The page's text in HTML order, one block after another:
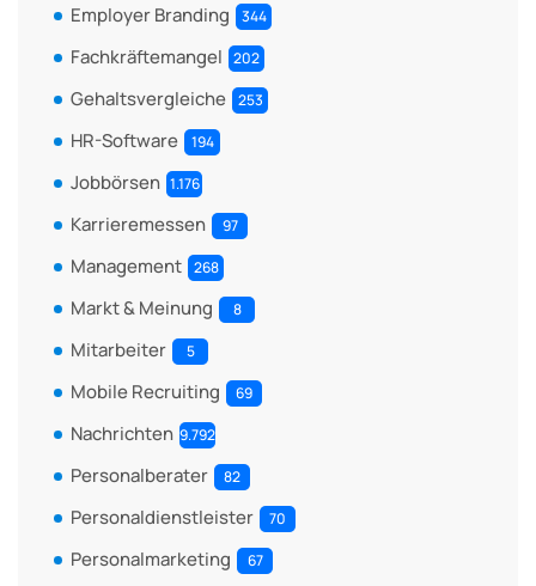
Employer Branding 344
Fachkräftemangel 202
Gehaltsvergleiche 253
HR-Software 194
Jobbörsen 1.176
Karrieremessen 97
Management 268
Markt & Meinung 8
Mitarbeiter 5
Mobile Recruiting 69
Nachrichten 9.792
Personalberater 82
Personaldienstleister 70
Personalmarketing 67